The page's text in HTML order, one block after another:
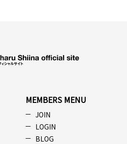
MEMBERS MENU
JOIN
LOGIN
BLOG